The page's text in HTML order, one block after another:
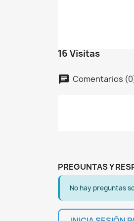
16 Visitas
chat Comentarios
PREGUNTAS Y
No hay preguntas